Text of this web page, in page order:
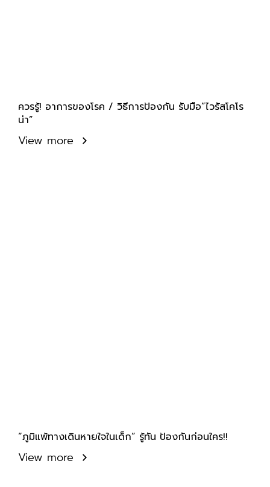
ควรรู้! อาการของโรค / วิธีการป้องกัน รับมือ”ไวรัสโคโร
น่า”
View more
“ภูมิแพ้ทางเดินหายใจในเด็ก” รู้ทัน ป้องกันก่อนใคร!!
View more